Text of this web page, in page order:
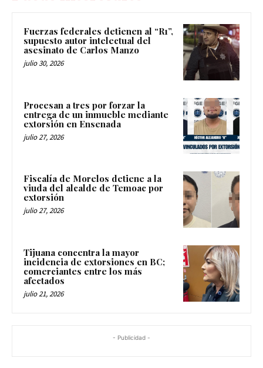
Fuerzas federales detienen al “R1”,
supuesto autor intelectual del
asesinato de Carlos Manzo
julio 30, 2026
Procesan a tres por forzar la
entrega de un inmueble mediante
extorsión en Ensenada
julio 27, 2026
Fiscalía de Morelos detiene a la
viuda del alcalde de Temoac por
extorsión
julio 27, 2026
Tijuana concentra la mayor
incidencia de extorsiones en BC;
comerciantes entre los más
afectados
julio 21, 2026
- Publicidad -